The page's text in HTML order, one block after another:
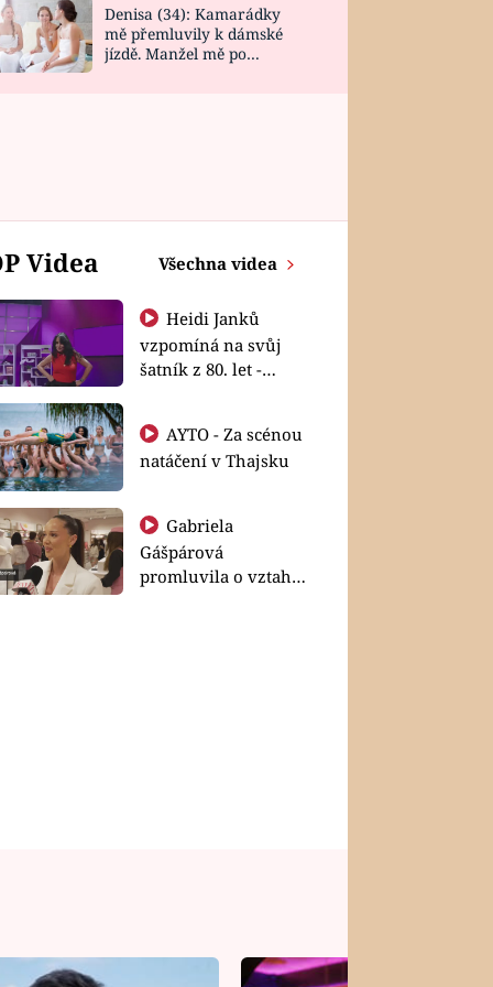
Denisa (34): Kamarádky
mě přemluvily k dámské
jízdě. Manžel mě po
Videa Všechna videa
Heidi Janků
vzpomíná na svůj
šatník z 80. let -
natáčení v Thajsku
Gabriela
Gášpárová
promluvila o vztahu